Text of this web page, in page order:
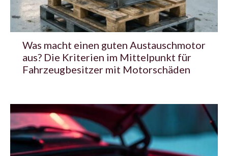
Was macht einen guten Austauschmotor
aus? Die Kriterien im Mittelpunkt für
Fahrzeugbesitzer mit Motorschäden